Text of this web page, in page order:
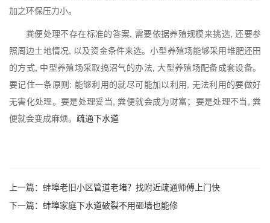
加之环保压力小。
粪便处理不存在标准的答案, 需要依据养殖规模来挑选, 还要参
照周边土地情况, 以及资金条件来选。小型养殖场能够采用堆肥还田
的方式, 中型养殖场采取搞沼气的办法, 大型养殖场配备成套设备。
要记住一条原则: 能够利用的就尽可能加以利用, 无法利用的要做好
无害化处理。要是处理妥当, 粪便就会成为财富；要是处理不当, 粪
便就会变成麻烦。 疏通下水道
上一篇： 蚌埠老旧小区管道老堵？找附近疏通师傅上门快
下一篇： 蚌埠家庭下水道破裂不用砸墙也能修